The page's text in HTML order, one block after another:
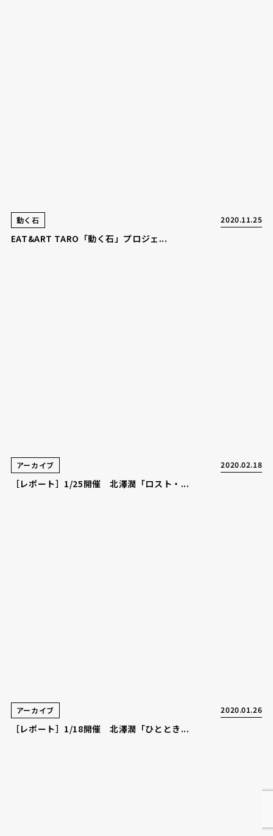
動く石 2020.11.25
EAT&ART TARO「動く石」プロジェ...
アーカイブ 2020.02.18
［レポート］1/25開催 北澤潤「ロスト・...
アーカイブ 2020.01.26
［レポート］1/18開催 北澤潤「ひととき...